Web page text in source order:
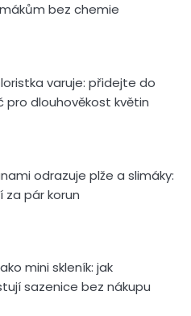
bez chemie
varuje: přidejte do
pro dlouhověkost květin
odrazuje plže a slimáky:
pár korun
mini skleník: jak
sazenice bez nákupu